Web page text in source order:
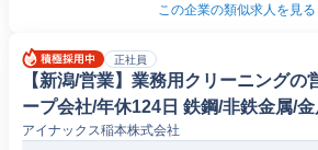
この企業の類似求人を見る
正社員
【新潟/営業】業務用クリーニングの
ープ会社/年休124日 鉄鋼/非鉄金属/
アイナックス稲本株式会社